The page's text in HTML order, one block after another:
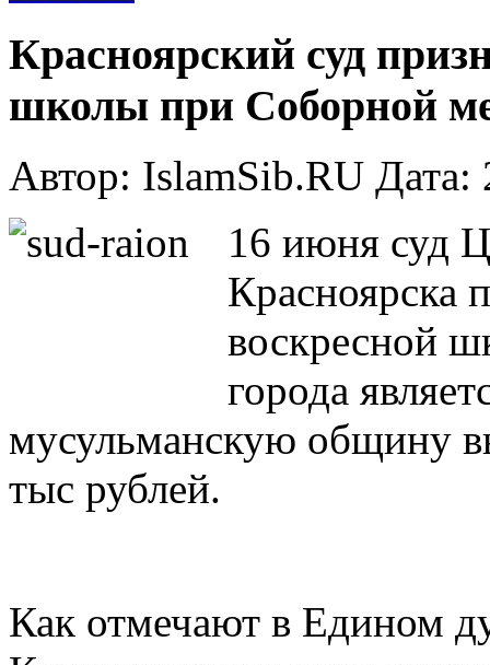
Красноярский суд
школы при Соборной
Автор: IslamSib.RU Дата:
16 июня суд
Красноярска
воскресной
города
мусульманскую общину
тыс рублей.
Как отмечают в Едином